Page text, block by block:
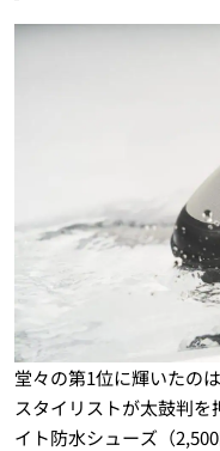
堂々の第1位に輝いたの
スタイリストが太鼓判を
イト防水シューズ（